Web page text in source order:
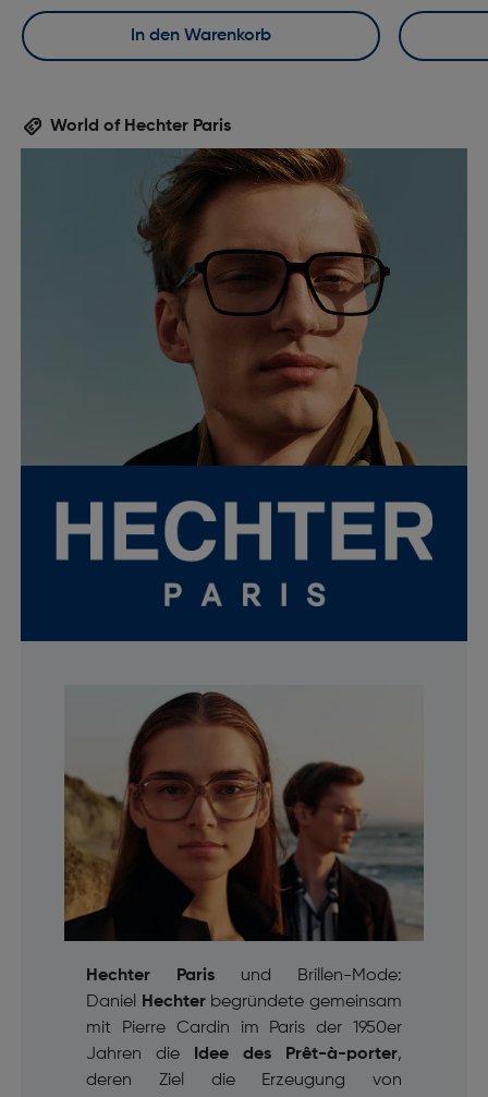
In den Warenkorb
World of Hechter Paris
Hechter Parisund Brillen-Mode:
Daniel
Hechterbegründete gemeinsam
mit Pierre Cardin im Paris der 1950er
Jahren die
Idee des Prêt-à-porter,
deren Ziel die Erzeugung von